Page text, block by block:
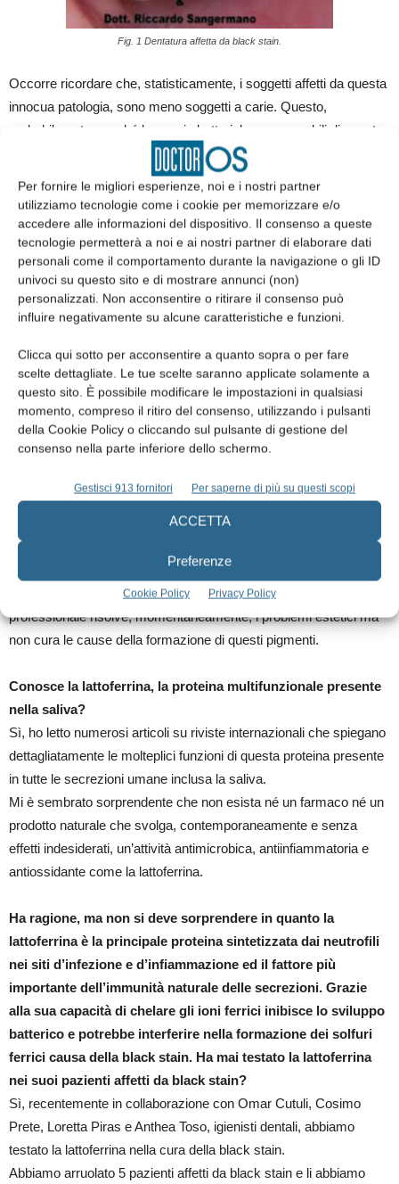
Per fornire le migliori esperienze, noi e i nostri partner
utilizziamo tecnologie come i cookie per memorizzare e/o
accedere alle informazioni del dispositivo. Il consenso a queste
tecnologie permetterà a noi e ai nostri partner di elaborare dati
personali come il comportamento durante la navigazione o gli ID
univoci su questo sito e di mostrare annunci (non)
personalizzati. Non acconsentire o ritirare il consenso può
influire negativamente su alcune caratteristiche e funzioni.
Clicca qui sotto per acconsentire a quanto sopra o per fare
scelte dettagliate. Le tue scelte saranno applicate solamente a
questo sito. È possibile modificare le impostazioni in qualsiasi
momento, compreso il ritiro del consenso, utilizzando i pulsanti
della Cookie Policy o cliccando sul pulsante di gestione del
consenso nella parte inferiore dello schermo.
Gestisci 913 fornitori Per saperne di più su questi scopi
ACCETTA
Preferenze
Cookie Policy Privacy Policy
Fig. 1 Dentatura affetta da black stain.
Occorre ricordare che, statisticamente, i soggetti affetti da questa
innocua patologia, sono meno soggetti a carie. Questo,
probabilmente, perché le specie batteriche responsabili di questo
fenomeno sono presenti in maggior numero rispetto a quelle
responsabili della carie. Giova ricordare che nei soggetti giovani,
queste forme, a volte tendono a regredire con lo sviluppo puberale
ed il passaggio alla vita adulta.
Questa patologia è trasmissibile?
Molto spesso, come ho già detto, si riscontra una certa familiarità
ma sembra che possa avvenire anche uno scambio diretto dei
posate). Una raccomandazione può essere quella di non lasciare
gli spazzolini da denti a contatto e bagnati nello stesso
contenitore. Il bagno infatti, essendo un ambiente caldo-umido,
rappresenta un habitat ottimale per la proliferazione batterica e
fungina.
Dopo aver fornito tutte queste spiegazioni, cosa propone
Propongo la rimozione immediata degli inestetismi mediante
ultrasuoni, paste per lucidare e polveri veicolate attraverso getti di
aria ed acqua. Inoltre, spiego in modo dettagliato che l’igiene
professionale risolve, momentaneamente, i problemi estetici ma
non cura le cause della formazione di questi pigmenti.
Conosce la lattoferrina, la proteina multifunzionale presente
nella saliva?
Sì, ho letto numerosi articoli su riviste internazionali che spiegano
dettagliatamente le molteplici funzioni di questa proteina presente
in tutte le secrezioni umane inclusa la saliva.
Mi è sembrato sorprendente che non esista né un farmaco né un
prodotto naturale che svolga, contemporaneamente e senza
effetti indesiderati, un’attività antimicrobica, antiinfiammatoria e
antiossidante come la lattoferrina.
Ha ragione, ma non si deve sorprendere in quanto la
lattoferrina è la principale proteina sintetizzata dai neutrofili
nei siti d’infezione e d’infiammazione ed il fattore più
importante dell’immunità naturale delle secrezioni. Grazie
alla sua capacità di chelare gli ioni ferrici inibisce lo sviluppo
batterico e potrebbe interferire nella formazione dei solfuri
ferrici causa della black stain. Ha mai testato la lattoferrina
nei suoi pazienti affetti da black stain?
Sì, recentemente in collaborazione con Omar Cutuli, Cosimo
Prete, Loretta Piras e Anthea Toso, igienisti dentali, abbiamo
testato la lattoferrina nella cura della black stain.
Abbiamo arruolato 5 pazienti affetti da black stain e li abbiamo